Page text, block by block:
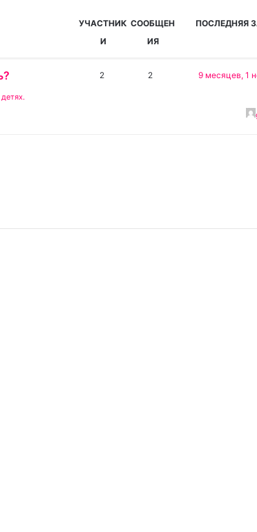
УЧАСТНИК
И
СООБЩЕН
ИЯ
ПОСЛЕДНЯЯ
2 2
9 месяцев, 1